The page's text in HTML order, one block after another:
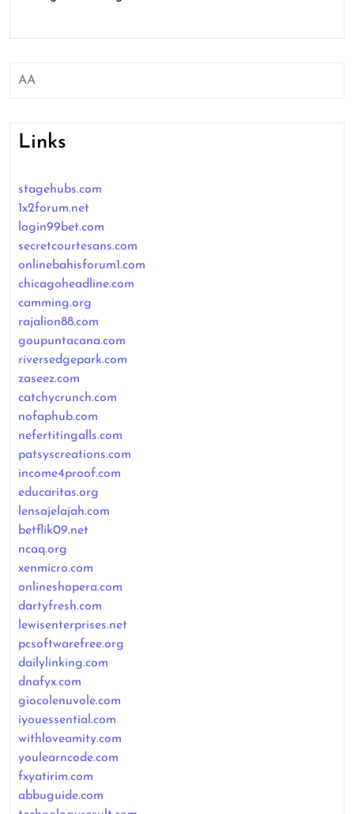
AA
Links
stagehubs.com
1x2forum.net
login99bet.com
secretcourtesans.com
onlinebahisforum1.com
chicagoheadline.com
camming.org
rajalion88.com
goupuntacana.com
riversedgepark.com
zaseez.com
catchycrunch.com
nofaphub.com
nefertitingalls.com
patsyscreations.com
income4proof.com
educaritas.org
lensajelajah.com
betflik09.net
ncaq.org
xenmicro.com
onlineshopera.com
dartyfresh.com
lewisenterprises.net
pcsoftwarefree.org
dailylinking.com
dnafyx.com
giocolenuvole.com
iyouessential.com
withloveamity.com
youlearncode.com
fxyatirim.com
abbuguide.com